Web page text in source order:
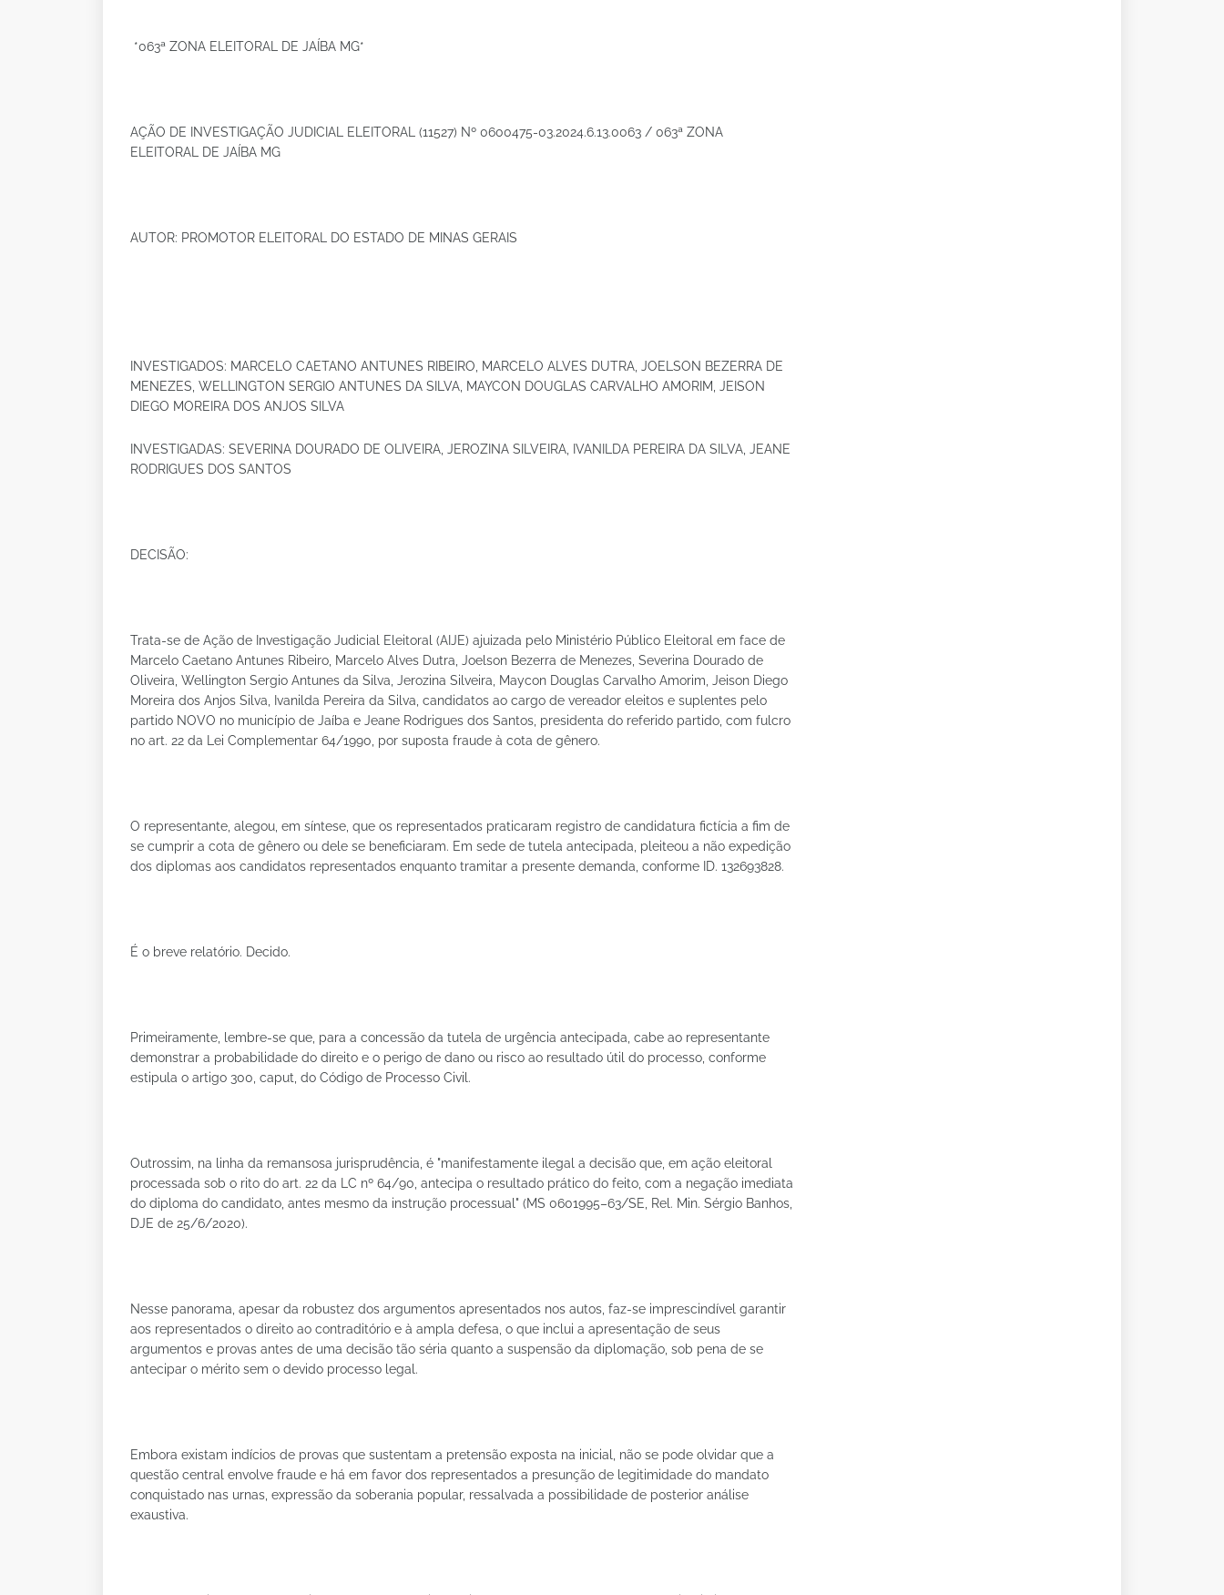
*063ª ZONA ELEITORAL DE JAÍBA MG*
AÇÃO DE INVESTIGAÇÃO JUDICIAL ELEITORAL (11527) Nº 0600475-03.2024.6.13.0063 / 063ª ZONA
ELEITORAL DE JAÍBA MG
AUTOR: PROMOTOR ELEITORAL DO ESTADO DE MINAS GERAIS
INVESTIGADOS: MARCELO CAETANO ANTUNES RIBEIRO, MARCELO ALVES DUTRA, JOELSON BEZERRA DE
MENEZES, WELLINGTON SERGIO ANTUNES DA SILVA, MAYCON DOUGLAS CARVALHO AMORIM, JEISON
DIEGO MOREIRA DOS ANJOS SILVA
INVESTIGADAS: SEVERINA DOURADO DE OLIVEIRA, JEROZINA SILVEIRA, IVANILDA PEREIRA DA SILVA, JEANE
RODRIGUES DOS SANTOS
DECISÃO:
Trata-se de Ação de Investigação Judicial Eleitoral (AIJE) ajuizada pelo Ministério Público Eleitoral em face de
Marcelo Caetano Antunes Ribeiro, Marcelo Alves Dutra, Joelson Bezerra de Menezes, Severina Dourado de
Oliveira, Wellington Sergio Antunes da Silva, Jerozina Silveira, Maycon Douglas Carvalho Amorim, Jeison Diego
Moreira dos Anjos Silva, Ivanilda Pereira da Silva, candidatos ao cargo de vereador eleitos e suplentes pelo
partido NOVO no município de Jaíba e Jeane Rodrigues dos Santos, presidenta do referido partido, com fulcro
no art. 22 da Lei Complementar 64/1990, por suposta fraude à cota de gênero.
O representante, alegou, em síntese, que os representados praticaram registro de candidatura fictícia a fim de
se cumprir a cota de gênero ou dele se beneficiaram. Em sede de tutela antecipada, pleiteou a não expedição
dos diplomas aos candidatos representados enquanto tramitar a presente demanda, conforme ID. 132693828.
É o breve relatório. Decido.
Primeiramente, lembre-se que, para a concessão da tutela de urgência antecipada, cabe ao representante
demonstrar a probabilidade do direito e o perigo de dano ou risco ao resultado útil do processo, conforme
estipula o artigo 300, caput, do Código de Processo Civil.
Outrossim, na linha da remansosa jurisprudência, é "manifestamente ilegal a decisão que, em ação eleitoral
processada sob o rito do art. 22 da LC nº 64/90, antecipa o resultado prático do feito, com a negação imediata
do diploma do candidato, antes mesmo da instrução processual" (MS 0601995–63/SE, Rel. Min. Sérgio Banhos,
DJE de 25/6/2020).
Nesse panorama, apesar da robustez dos argumentos apresentados nos autos, faz-se imprescindível garantir
aos representados o direito ao contraditório e à ampla defesa, o que inclui a apresentação de seus
argumentos e provas antes de uma decisão tão séria quanto a suspensão da diplomação, sob pena de se
antecipar o mérito sem o devido processo legal.
Embora existam indícios de provas que sustentam a pretensão exposta na inicial, não se pode olvidar que a
questão central envolve fraude e há em favor dos representados a presunção de legitimidade do mandato
conquistado nas urnas, expressão da soberania popular, ressalvada a possibilidade de posterior análise
exaustiva.